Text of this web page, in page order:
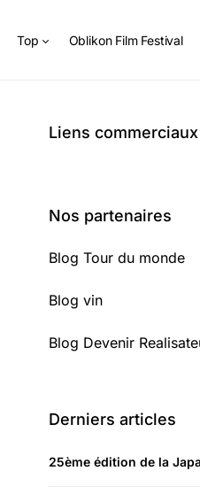
Top Oblikon Film Festival
Liens commerciaux
Nos partenaires
Blog Tour du monde
Blog vin
Blog Devenir
Derniers articles
25ème édition de la